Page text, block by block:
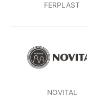
FERPLAST
NOVITAL